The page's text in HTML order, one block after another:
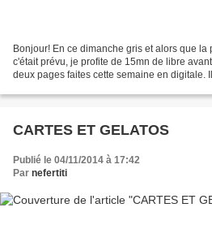
Bonjour! En ce dimanche gris et alors que
c'était prévu, je profite de 15mn de libre
deux pages faites cette semaine en digitale.
CARTES ET GELATOS
Publié le 04/11/2014 à 17:42
Par nefertiti